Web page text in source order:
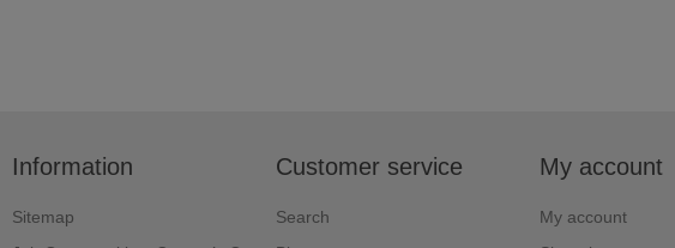
Information
Sitemap
Customer service
Search
My account
My account